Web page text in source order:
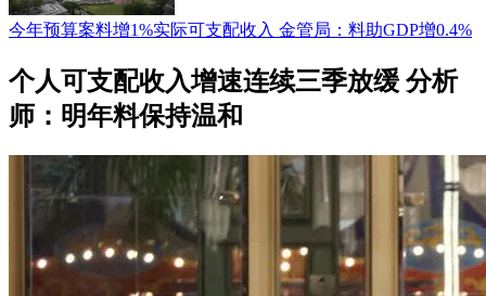
今年预算案料增1%实际可支配收入 金管局：料助GDP增0.4%
个人可支配收入增速连续三季放缓 分析
师：明年料保持温和